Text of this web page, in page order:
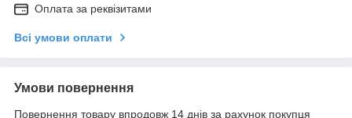
Оплата за реквізитами
Всі умови оплати
Умови повернення
Повернення товару впродовж 14 днів за рахунок покупця